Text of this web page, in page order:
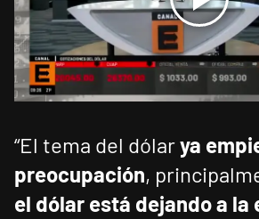
“El tema del dólarya
preocupación,
el dólar está dejando a la